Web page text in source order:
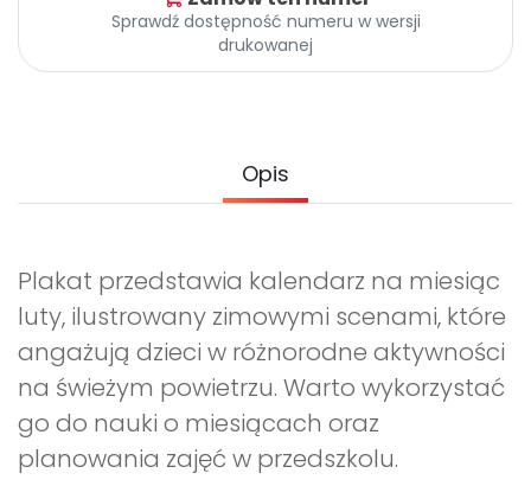
Archiwalne numery
Pomoc
Promocje
Sprawdź dostępność numeru w wersji
drukowanej
Opis
Plakat przedstawia kalendarz na miesiąc
luty, ilustrowany zimowymi scenami, które
angażują dzieci w różnorodne aktywności
na świeżym powietrzu. Warto wykorzystać
go do nauki o miesiącach oraz
planowania zajęć w przedszkolu.